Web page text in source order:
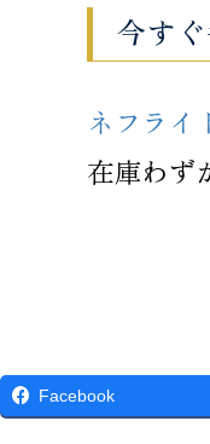
今す
ネフライ
在庫わず
Facebook